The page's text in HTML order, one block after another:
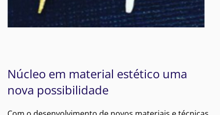
Núcleo em material estético uma
nova possibilidade